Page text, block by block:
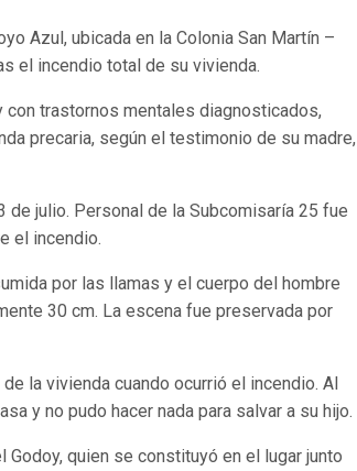
Azul, ubicada en la Colonia San Martín –
el incendio total de su vivienda.
con trastornos mentales diagnosticados,
precaria, según el testimonio de su madre,
julio. Personal de la Subcomisaría 25 fue
el incendio.
por las llamas y el cuerpo del hombre
30 cm. La escena fue preservada por
la vivienda cuando ocurrió el incendio. Al
y no pudo hacer nada para salvar a su hijo.
quien se constituyó en el lugar junto